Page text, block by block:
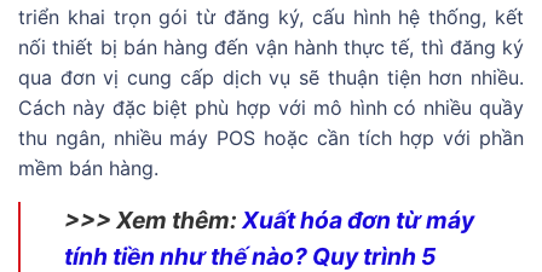
triển khai trọn gói từ đăng ký, cấu hình hệ thống, kết
nối thiết bị bán hàng đến vận hành thực tế, thì đăng ký
qua đơn vị cung cấp dịch vụ sẽ thuận tiện hơn nhiều.
Cách này đặc biệt phù hợp với mô hình có nhiều quầy
thu ngân, nhiều máy POS hoặc cần tích hợp với phần
mềm bán hàng.
>>> Xem thêm: Xuất hóa đơn từ máy
tính tiền như thế nào? Quy trình 5